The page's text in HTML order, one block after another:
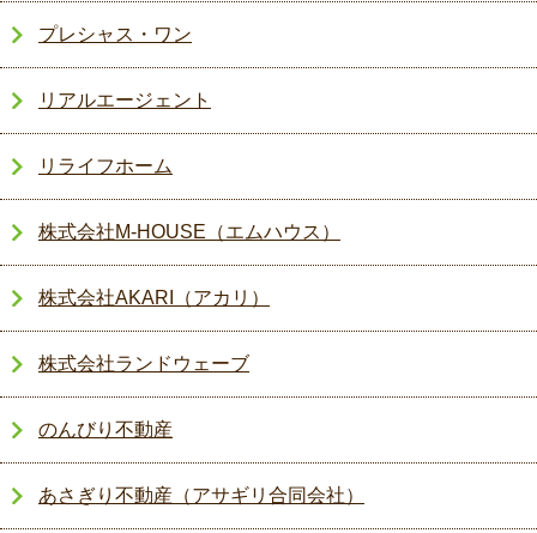
プレシャス・ワン
リアルエージェント
リライフホーム
株式会社M-HOUSE（エムハウス）
株式会社AKARI（アカリ）
株式会社ランドウェーブ
のんびり不動産
あさぎり不動産（アサギリ合同会社）